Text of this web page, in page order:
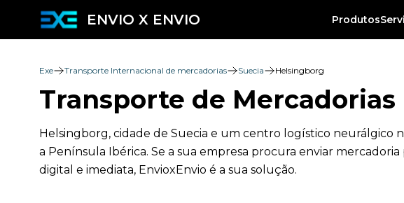
ENVIO X ENVIO Produtos
Exe Transporte Internacional de mercadorias Suecia Helsingborg
Transporte de
Helsingborg, cidade de Suecia e um centro logístico neurálgico
a Península Ibérica. Se a sua empresa procura enviar
digital e imediata, EnvioxEnvio é a sua solução.